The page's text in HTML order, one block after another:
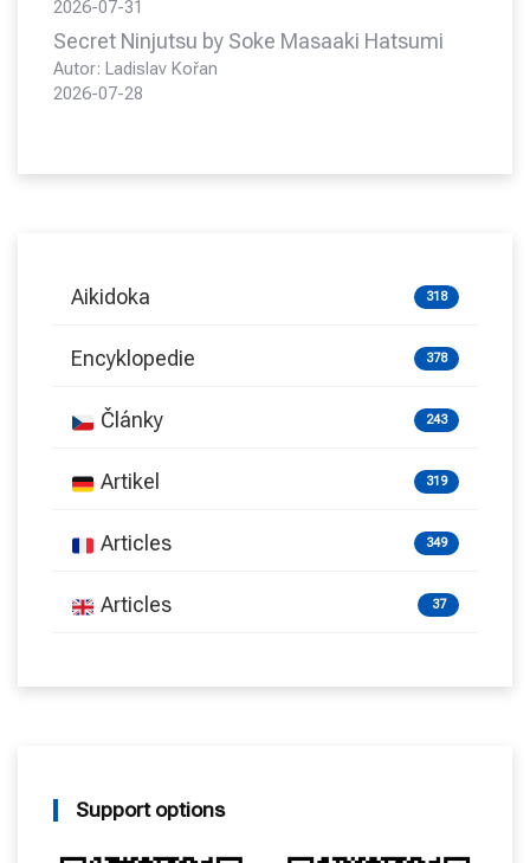
2026-07-31
Secret Ninjutsu by Soke Masaaki Hatsumi
Autor: Ladislav Kořan
2026-07-28
Aikidoka 318
Encyklopedie 378
Články 243
Artikel 319
Articles 349
Articles 37
Support options